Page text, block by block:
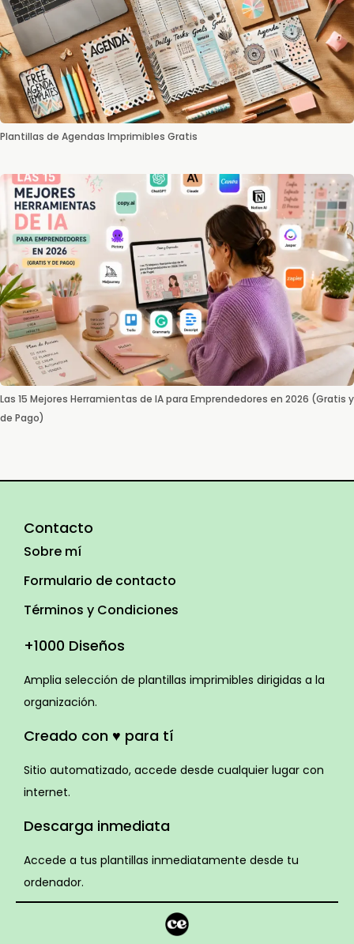
Plantillas de Agendas Imprimibles Gratis
Las 15 Mejores Herramientas de IA para Emprendedores en 2026 (Gratis y
de Pago)
Contacto
Sobre mí
Formulario de contacto
Términos y Condiciones
+1000 Diseños
Amplia selección de plantillas imprimibles dirigidas a la
organización.
Creado con ♥ para tí
Sitio automatizado, accede desde cualquier lugar con
internet.
Descarga inmediata
Accede a tus plantillas inmediatamente desde tu
ordenador.